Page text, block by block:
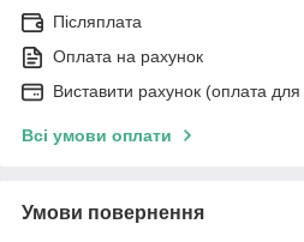
Післяплата
Оплата на рахунок
Виставити рахунок (оплата для
Всі умови оплати
Умови повернення